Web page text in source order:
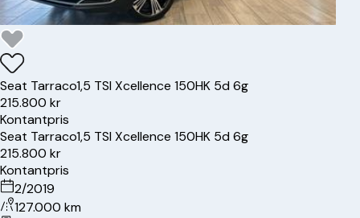
Seat Tarraco1,5 TSI Xcellence 150HK 5d 6g
215.800 kr
Kontantpris
Seat Tarraco1,5 TSI Xcellence 150HK 5d 6g
215.800 kr
Kontantpris
2/2019
127.000 km